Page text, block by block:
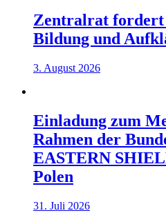
Zentralrat
Bildung und
3. August 2026
Einladung zum
Rahmen der
EASTERN
Polen
31. Juli 2026